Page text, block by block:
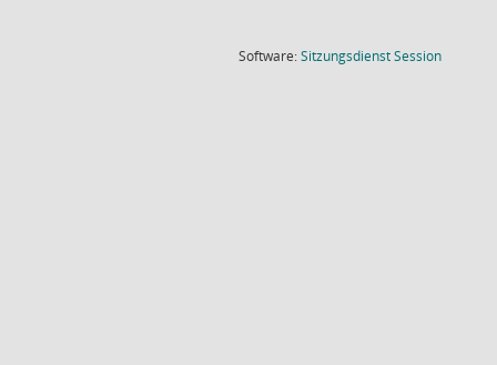
Software:SitzungsdienstSession(Wird in